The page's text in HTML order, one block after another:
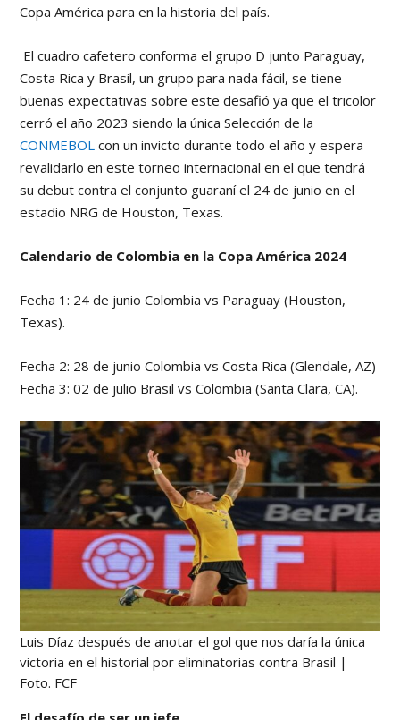
Copa América para en la historia del país.
El cuadro cafetero conforma el grupo D junto Paraguay,
Costa Rica y Brasil, un grupo para nada fácil, se tiene
buenas expectativas sobre este desafió ya que el tricolor
cerró el año 2023 siendo la única Selección de la
CONMEBOL con un invicto durante todo el año y espera
revalidarlo en este torneo internacional en el que tendrá
su debut contra el conjunto guaraní el 24 de junio en el
estadio NRG de Houston, Texas.
Calendario de Colombia en la Copa América 2024
Fecha 1: 24 de junio Colombia vs Paraguay (Houston,
Texas).
Fecha 2: 28 de junio Colombia vs Costa Rica (Glendale, AZ)
Fecha 3: 02 de julio Brasil vs Colombia (Santa Clara, CA).
Luis Díaz después de anotar el gol que nos daría la única
victoria en el historial por eliminatorias contra Brasil |
Foto. FCF